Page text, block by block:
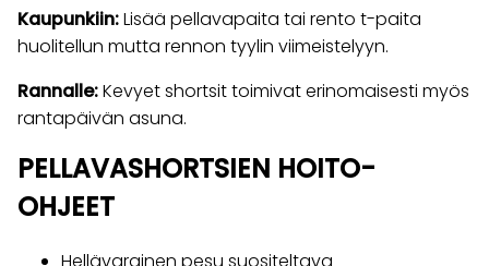
Kaupunkiin:Lisää pellavapaita tai rento t-paita
huolitellun mutta rennon tyylin viimeistelyyn.
Rannalle:Kevyet shortsit toimivat erinomaisesti myös
rantapäivän asuna.
PELLAVASHORTSIEN HOITO-
OHJEET